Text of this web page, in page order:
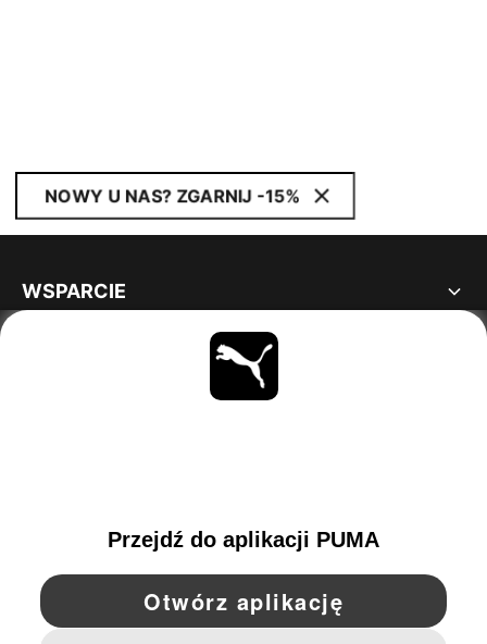
NOWY U NAS? ZGARNIJ -15%
WSPARCIE
YouTube Twitter Pinterest Instagram